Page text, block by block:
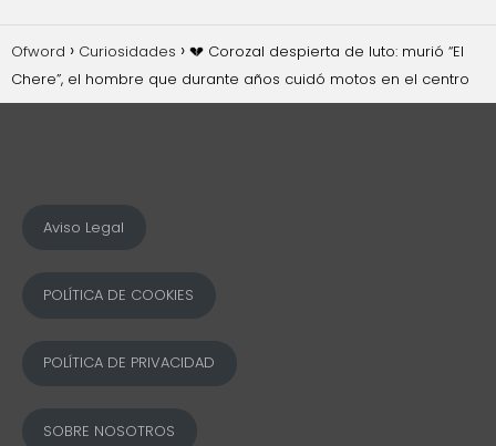
Ofword Curiosidades
💔 Corozal despierta de luto: murió “El
Chere”, el hombre que durante años cuidó motos en el centro
Aviso Legal
POLÍTICA DE COOKIES
POLÍTICA DE PRIVACIDAD
SOBRE NOSOTROS